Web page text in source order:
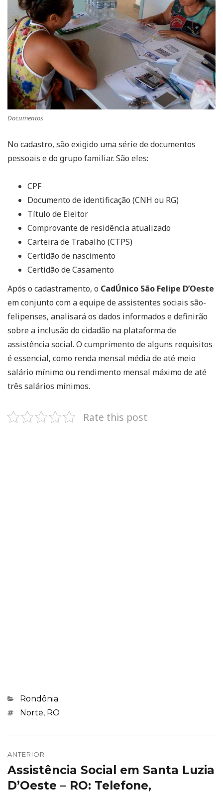
Documentos
No cadastro, são exigido uma série de documentos
pessoais e do grupo familiar. São eles:
CPF
Documento de identificação (CNH ou RG)
Título de Eleitor
Comprovante de residência atualizado
Carteira de Trabalho (CTPS)
Certidão de nascimento
Certidão de Casamento
Após o cadastramento, o CadÚnico São Felipe D’Oeste
em conjunto com a equipe de assistentes sociais são-
felipenses, analisará os dados informados e definirão
sobre a inclusão do cidadão na plataforma de
assistência social. O cumprimento de alguns requisitos
é essencial, como renda mensal média de até meio
salário mínimo ou rendimento mensal máximo de até
três salários mínimos.
Rate this post
Categorias
Rondônia
Marcações
Norte, RO
de
Post
ANTERIOR
Post
anterior:
Assistência Social em Santa Luzia
D’Oeste – RO: Telefone,